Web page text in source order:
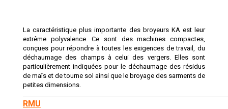
La caractéristique plus importante des broyeurs KA est leur
extrême polyvalence. Ce sont des machines compactes,
conçues pour répondre à toutes les exigences de travail, du
déchaumage des champs à celui des vergers. Elles sont
particulièrement indiquées pour le déchaumage des résidus
de maïs et de tourne sol ainsi que le broyage des sarments de
petites dimensions.
RMU